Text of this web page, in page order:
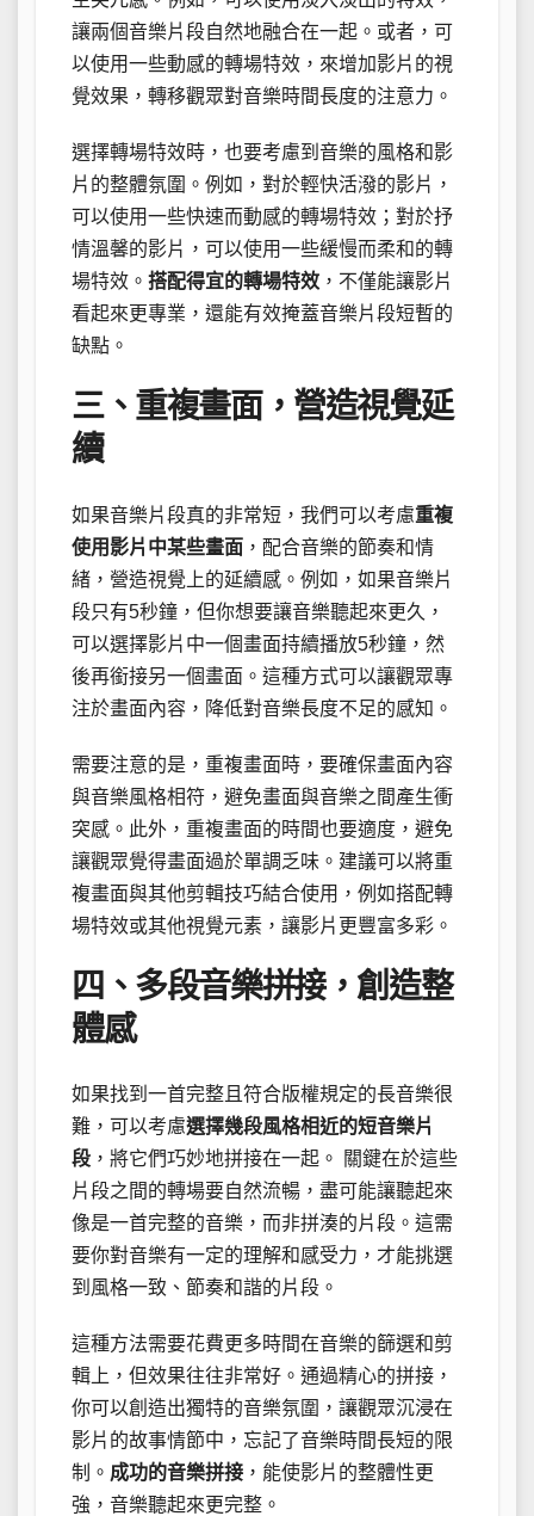
讓兩個音樂片段自然地融合在一起。或者，可
以使用一些動感的轉場特效，來增加影片的視
覺效果，轉移觀眾對音樂時間長度的注意力。
選擇轉場特效時，也要考慮到音樂的風格和影
片的整體氛圍。例如，對於輕快活潑的影片，
可以使用一些快速而動感的轉場特效；對於抒
情溫馨的影片，可以使用一些緩慢而柔和的轉
場特效。 搭配得宜的轉場特效 ，不僅能讓影片
看起來更專業，還能有效掩蓋音樂片段短暫的
缺點。
三、重複畫面，營造視覺延
續
如果音樂片段真的非常短，我們可以考慮重複
使用影片中某些畫面 ，配合音樂的節奏和情
緒，營造視覺上的延續感。例如，如果音樂片
段只有5秒鐘，但你想要讓音樂聽起來更久，
可以選擇影片中一個畫面持續播放5秒鐘，然
後再銜接另一個畫面。這種方式可以讓觀眾專
注於畫面內容，降低對音樂長度不足的感知。
需要注意的是，重複畫面時，要確保畫面內容
與音樂風格相符，避免畫面與音樂之間產生衝
突感。此外，重複畫面的時間也要適度，避免
讓觀眾覺得畫面過於單調乏味。建議可以將重
複畫面與其他剪輯技巧結合使用，例如搭配轉
場特效或其他視覺元素，讓影片更豐富多彩。
四、多段音樂拼接，創造整
體感
如果找到一首完整且符合版權規定的長音樂很
難，可以考慮選擇幾段風格相近的短音樂片
段 ，將它們巧妙地拼接在一起。 關鍵在於這些
片段之間的轉場要自然流暢，盡可能讓聽起來
像是一首完整的音樂，而非拼湊的片段。這需
要你對音樂有一定的理解和感受力，才能挑選
到風格一致、節奏和諧的片段。
這種方法需要花費更多時間在音樂的篩選和剪
輯上，但效果往往非常好。通過精心的拼接，
你可以創造出獨特的音樂氛圍，讓觀眾沉浸在
影片的故事情節中，忘記了音樂時間長短的限
制。 成功的音樂拼接 ，能使影片的整體性更
強，音樂聽起來更完整。